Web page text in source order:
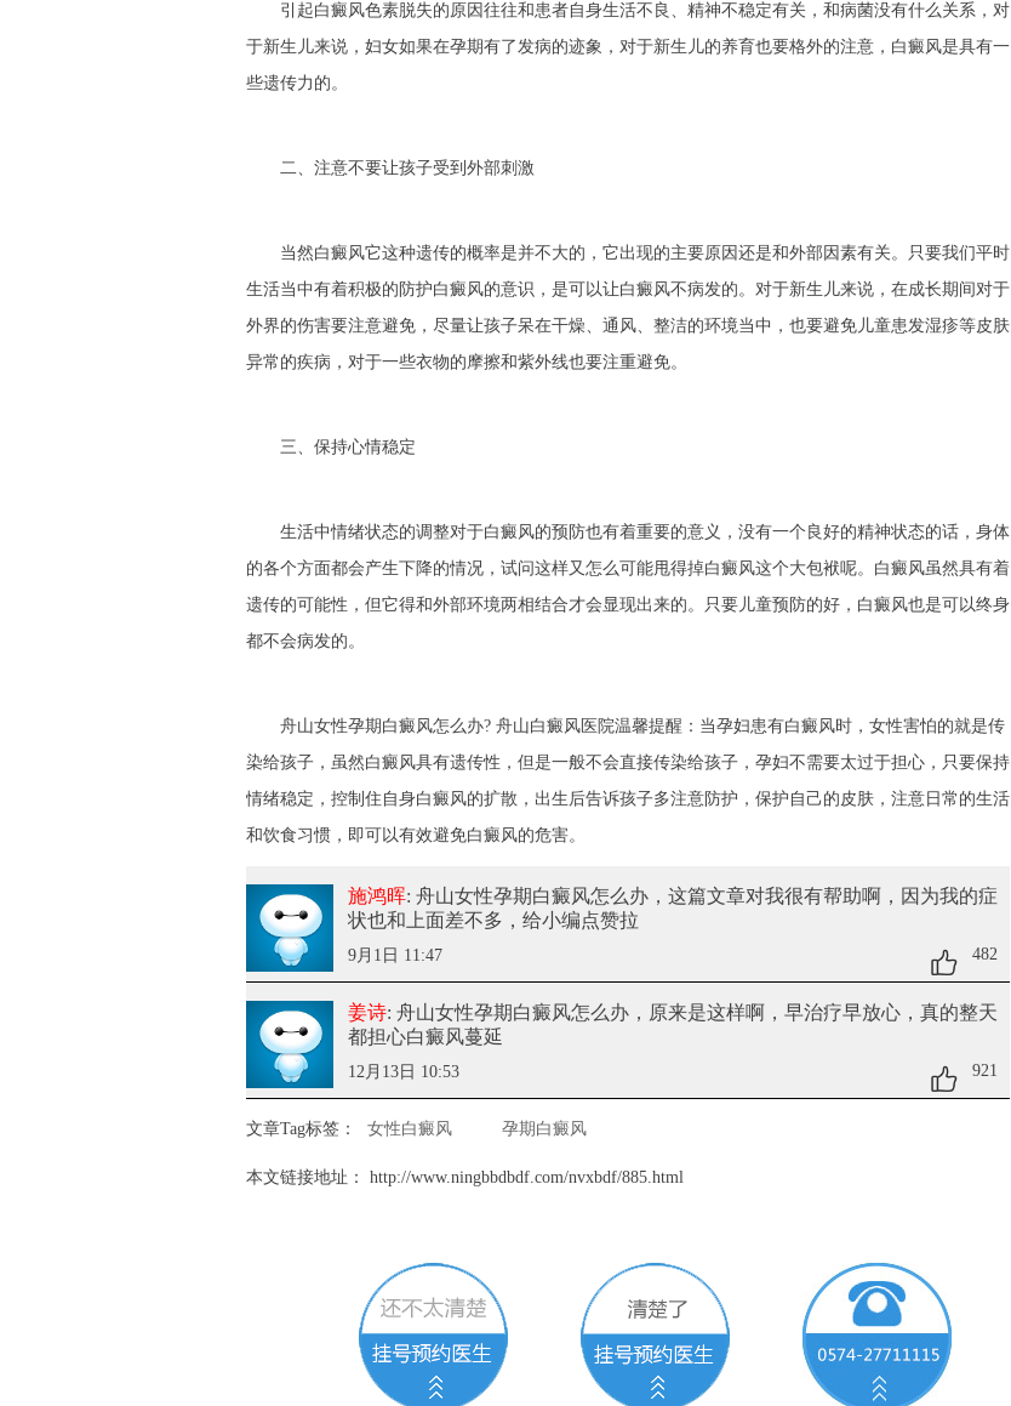
引起白癜风色素脱失的原因往往和患者自身生活不良、精神不稳定有关，和病菌没有什么关系，对
于新生儿来说，妇女如果在孕期有了发病的迹象，对于新生儿的养育也要格外的注意，白癜风是具有一
些遗传力的。
二、注意不要让孩子受到外部刺激
当然白癜风它这种遗传的概率是并不大的，它出现的主要原因还是和外部因素有关。只要我们平时
生活当中有着积极的防护白癜风的意识，是可以让白癜风不病发的。对于新生儿来说，在成长期间对于
外界的伤害要注意避免，尽量让孩子呆在干燥、通风、整洁的环境当中，也要避免儿童患发湿疹等皮肤
异常的疾病，对于一些衣物的摩擦和紫外线也要注重避免。
三、保持心情稳定
生活中情绪状态的调整对于白癜风的预防也有着重要的意义，没有一个良好的精神状态的话，身体
的各个方面都会产生下降的情况，试问这样又怎么可能甩得掉白癜风这个大包袱呢。白癜风虽然具有着
遗传的可能性，但它得和外部环境两相结合才会显现出来的。只要儿童预防的好，白癜风也是可以终身
都不会病发的。
舟山女性孕期白癜风怎么办? 舟山白癜风医院温馨提醒：当孕妇患有白癜风时，女性害怕的就是传
染给孩子，虽然白癜风具有遗传性，但是一般不会直接传染给孩子，孕妇不需要太过于担心，只要保持
情绪稳定，控制住自身白癜风的扩散，出生后告诉孩子多注意防护，保护自己的皮肤，注意日常的生活
和饮食习惯，即可以有效避免白癜风的危害。
施鸿晖: 舟山女性孕期白癜风怎么办，这篇文章对我很有帮助啊，因为我的症
状也和上面差不多，给小编点赞拉
9月1日 11:47 482
姜诗: 舟山女性孕期白癜风怎么办，原来是这样啊，早治疗早放心，真的整天
都担心白癜风蔓延
12月13日 10:53 921
文章Tag标签： 女性白癜风 孕期白癜风
本文链接地址： http://www.ningbbdbdf.com/nvxbdf/885.html